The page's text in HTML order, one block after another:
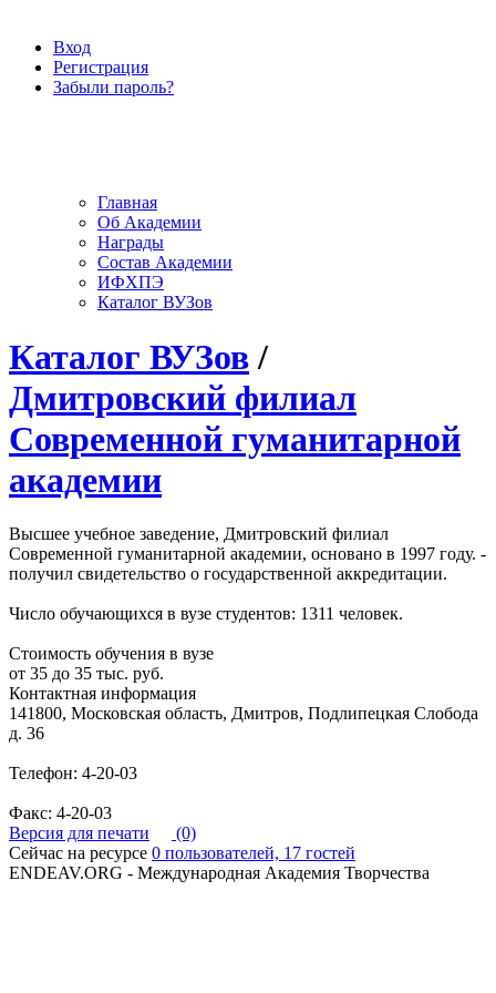
Вход
Регистрация
Забыли пароль?
Главная
Об Академии
Награды
Состав Академии
ИФХПЭ
Каталог ВУЗов
Каталог ВУЗов /
Дмитровский филиал
Современной гуманитарной
академии
Высшее учебное заведение, Дмитровский филиал
Современной гуманитарной академии, основано в 1997 году. -
получил свидетельство о государственной аккредитации.
Число обучающихся в вузе студентов: 1311 человек.
Стоимость обучения в вузе
от 35 до 35 тыс. руб.
Контактная информация
141800, Московская область, Дмитров, Подлипецкая Слобода
д. 36
Телефон: 4-20-03
Факс: 4-20-03
Версия для печати
(0)
Сейчас на ресурсе 0 пользователей, 17 гостей
ENDEAV.ORG - Международная Академия Творчества